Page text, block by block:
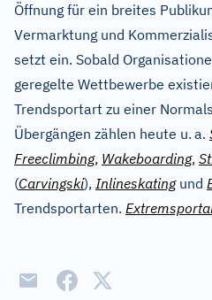
Öffnung für ein breites
Vermarktung und
setzt ein. Sobald
geregelte Wettbewerbe
Trendsportart zu einer
Übergängen zählen heute u. a.
Freeclimbing, Wakeboarding,
(Carvingski), Inlineskatingund
Trendsportarten.